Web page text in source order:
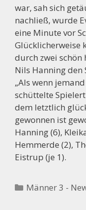
war, sah sich
nachließ, wurde
eine Minute vor
Glücklicherweise
durch zwei schön
Nils Hanning den
„Als wenn
schüttelte
dem letztlich
gewonnen ist
Hanning (6),
Hemmerde (2),
Eistrup (je 1).
Kategorien
Männer 3 -